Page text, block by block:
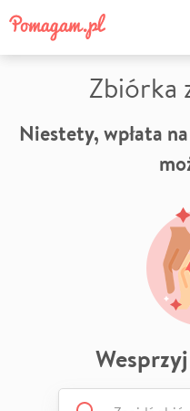
Zbiórka
Niestety, wpłata